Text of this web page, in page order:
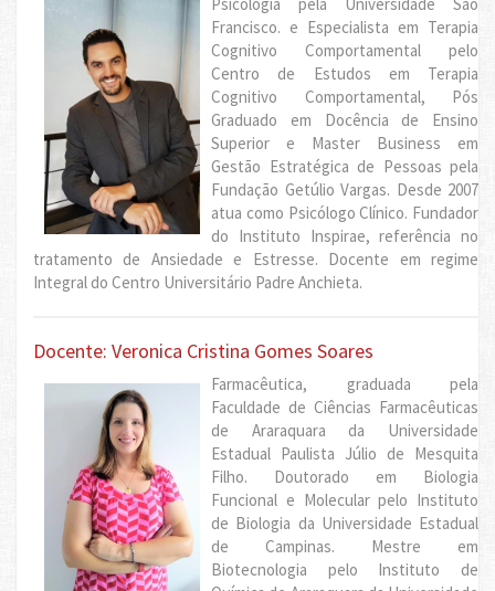
Psicologia pela Universidade São
Francisco. e Especialista em Terapia
Cognitivo Comportamental pelo
Centro de Estudos em Terapia
Cognitivo Comportamental, Pós
Graduado em Docência de Ensino
Superior e Master Business em
Gestão Estratégica de Pessoas pela
Fundação Getúlio Vargas. Desde 2007
atua como Psicólogo Clínico. Fundador
do Instituto Inspirae, referência no
tratamento de Ansiedade e Estresse. Docente em regime
Integral do Centro Universitário Padre Anchieta.
Docente: Veronica Cristina Gomes Soares
Farmacêutica, graduada pela
Faculdade de Ciências Farmacêuticas
de Araraquara da Universidade
Estadual Paulista Júlio de Mesquita
Filho. Doutorado em Biologia
Funcional e Molecular pelo Instituto
de Biologia da Universidade Estadual
de Campinas. Mestre em
Biotecnologia pelo Instituto de